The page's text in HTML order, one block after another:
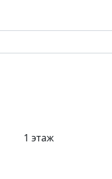
1 этаж